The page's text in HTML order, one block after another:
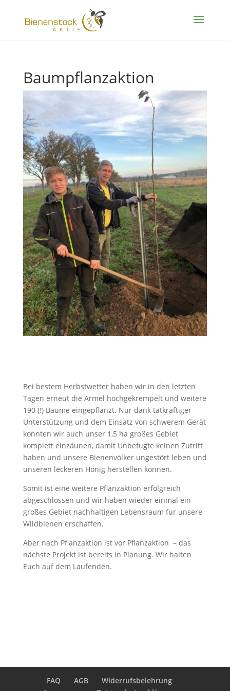
Baumpflanzaktion
Bei bestem Herbstwetter haben wir in den letzten
Tagen erneut die Ärmel hochgekrempelt und weitere
190 (!) Bäume eingepflanzt. Nur dank tatkräftiger
Unterstützung und dem Einsatz von schwerem Gerät
konnten wir auch unser 1,5 ha großes Gebiet
komplett einzäunen, damit Unbefugte keinen Zutritt
haben und unsere Bienenvölker ungestört leben und
unseren leckeren Honig herstellen können.
Somit ist eine weitere Pflanzaktion erfolgreich
abgeschlossen und wir haben wieder einmal ein
großes Gebiet nachhaltigen Lebensraum für unsere
Wildbienen erschaffen.
Aber nach Pflanzaktion ist vor Pflanzaktion – das
nächste Projekt ist bereits in Planung. Wir halten
Euch auf dem Laufenden.
FAQ AGB
Widerrufsbelehrung